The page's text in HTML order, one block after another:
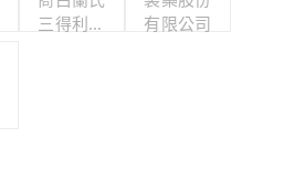
三得利股
有限公司